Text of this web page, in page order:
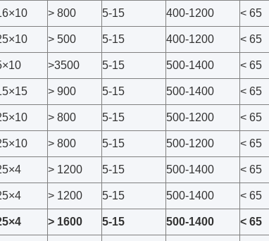
> 800 5-15 400-1200 < 65
> 500 5-15 400-1200 < 65
>3500 5-15 500-1400 < 65
> 900 5-15 500-1400 < 65
> 800 5-15 500-1200 < 65
> 800 5-15 500-1200 < 65
> 1200 5-15 500-1400 < 65
> 1200 5-15 500-1400 < 65
> 1600 5-15 500-1400 < 65